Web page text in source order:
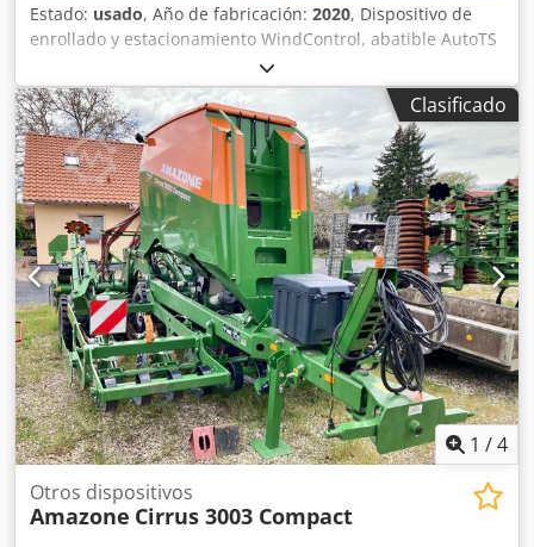
Estado: usado, Año de fabricación: 2020, Dispositivo de
enrollado y estacionamiento WindControl, abatible AutoTS
en ambos lados / Barrera de protección de tubos en L
Sensor de inclinación para sistema de pesaje FlowCheck
Alfombrillas EasyCheck, 16 unidades / pieza Guardabarros
en L y escaleras Iluminación LED Lona enrollable de
cobertura L / Juego de palas esparcidoras TS Dsdsrxr
Uyjpfx Akwjkr
Clasificado
1 /4
Otros dispositivos
Amazone Cirrus 3003 Compact